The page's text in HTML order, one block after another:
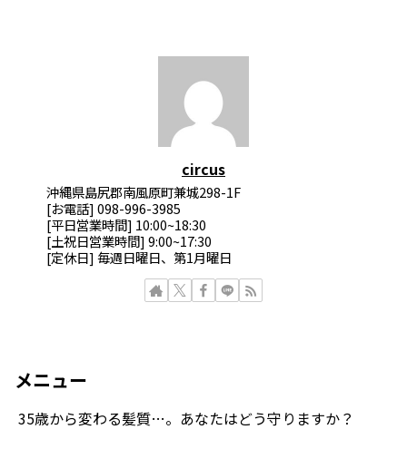
circus
沖縄県島尻郡南風原町兼城298-1F
[お電話] 098-996-3985
[平日営業時間] 10:00~18:30
[土祝日営業時間] 9:00~17:30
[定休日] 毎週日曜日、第1月曜日
メニュー
35歳から変わる髪質…。あなたはどう守りますか？